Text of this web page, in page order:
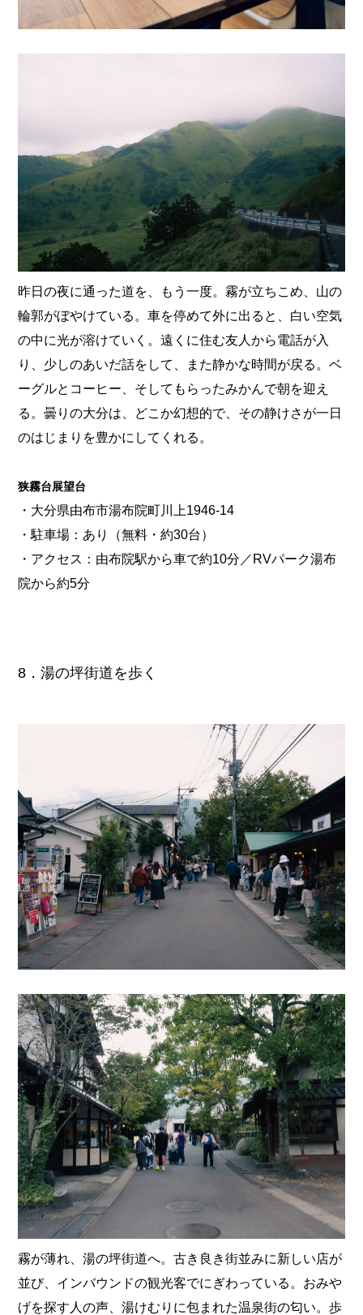
昨日の夜に通った道を、もう一度。霧が立ちこめ、山の
輪郭がぼやけている。車を停めて外に出ると、白い空気
の中に光が溶けていく。遠くに住む友人から電話が入
り、少しのあいだ話をして、また静かな時間が戻る。ベ
ーグルとコーヒー、そしてもらったみかんで朝を迎え
る。曇りの大分は、どこか幻想的で、その静けさが一日
のはじまりを豊かにしてくれる。
狭霧台展望台
・大分県由布市湯布院町川上1946-14
・駐車場：あり（無料・約30台）
・アクセス：由布院駅から車で約10分／RVパーク湯布
院から約5分
8．湯の坪街道を歩く
霧が薄れ、湯の坪街道へ。古き良き街並みに新しい店が
並び、インバウンドの観光客でにぎわっている。おみや
げを探す人の声、湯けむりに包まれた温泉街の匂い。歩